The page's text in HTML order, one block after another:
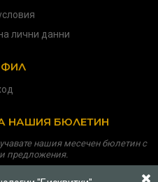
лични данни
НАШИЯ БЮЛЕТИН
нашия месечен бюлетин с
предложения.